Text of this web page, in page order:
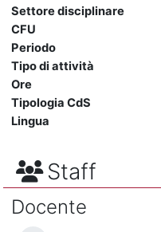
Settore disciplinare
CFU
Periodo
Tipo di attività
Ore
Tipologia CdS
Lingua
Staff
Docente